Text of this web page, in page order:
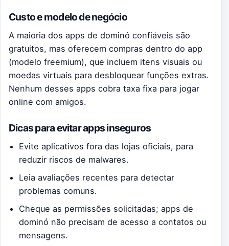
Custo e modelo de negócio
A maioria dos apps de dominó confiáveis são
gratuitos, mas oferecem compras dentro do app
(modelo freemium), que incluem itens visuais ou
moedas virtuais para desbloquear funções extras.
Nenhum desses apps cobra taxa fixa para jogar
online com amigos.
Dicas para evitar apps inseguros
Evite aplicativos fora das lojas oficiais, para
reduzir riscos de malwares.
Leia avaliações recentes para detectar
problemas comuns.
Cheque as permissões solicitadas; apps de
dominó não precisam de acesso a contatos ou
mensagens.